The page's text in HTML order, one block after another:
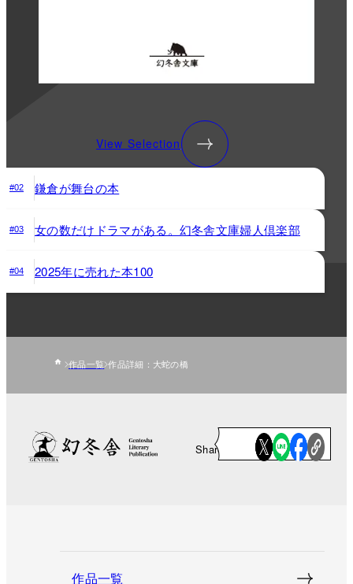
View Selection
#02 鎌倉が舞台の本
#03 女の数だけドラマがある。幻冬舎文庫婦人倶楽部
#04 2025年に売れた本100
作品一覧 作品詳細：大蛇の橋
Share
作品一覧